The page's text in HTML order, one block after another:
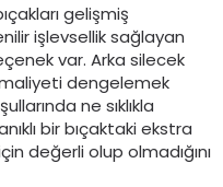
gelişmiş
işlevsellik sağlayan
var. Arka silecek
dengelemek
ne sıklıkla
bir bıçaktaki ekstra
değerli olup olmadığını